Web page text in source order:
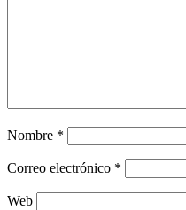
Nombre *
Correo electrónico *
Web